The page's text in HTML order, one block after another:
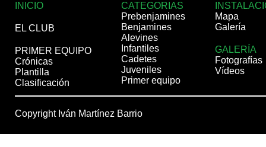
INICIO
EL CLUB
PRIMER EQUIPO
Crónicas
Plantilla
Clasificación
CATEGORIAS
Prebenjamines
Benjamines
Alevines
Infantiles
Cadetes
Juveniles
Primer equipo
Mapa
Galería
GALERÍA
Fotografías
Vídeos
Copyright Iván Martínez Barrio